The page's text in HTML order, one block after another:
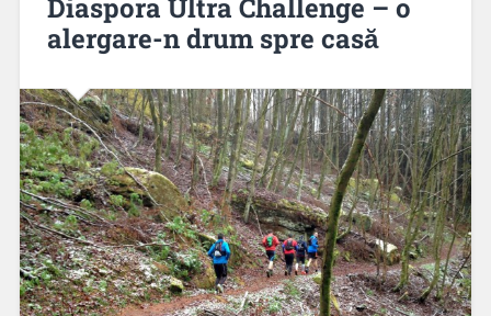
Diaspora Ultra Challenge – o
alergare-n drum spre casă